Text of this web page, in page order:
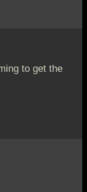
to get the